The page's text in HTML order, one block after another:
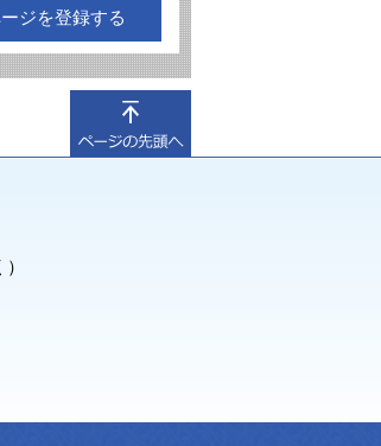
ジを登録する